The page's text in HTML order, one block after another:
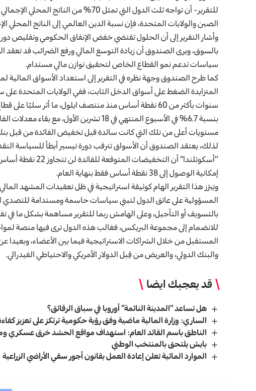
للتقرير- أن تواجه ثلث الدول التي تمثل 70%
الصين والولايات المتحدة، فإن نسبة الدين العالمي إلى الناتج المحلي
وأشار التقرير إلى أن الحلول تقتضي خفض الإنفاق الحكومي وتقليص دور
بالسوق، ويرى الصندوق أن زيادة التوسع المالي ورفع الضرائب قد
سياسات تدعم نمو القطاع الخاص لتحقيق توازن مالي مستدام.
كما طرح الصندوق وجهة نظره في التقرير إلى استعداد الأسواق
سنوات بأكثر من 60 نقطة أساس منذ منتصف ايلول، ما أثر
مستويات أعلى من تلك التي كانت سائدة قبل تخفيض الفائدة من قبل بنك
لذلك، يعتقد الصندوق أن الأسواق تترقب دورة تيسير أبطأ للسياسة
“أسكوتلندا” أن
إمكانية الوصول إلى 38 نقطة أساس فقط بنهاية العام.
ويَبرُز هذا التقرير الهام كوثيقة استراتيجية في ظل تعقيدات المشهد
المسؤولية على عاتق الدول لتبني سياسات حاسمة ومستدامة للتصدي
بالتسويف أو التأجيل، وعلى الهامش ربما للتقرير مساهمة بشكل ما في
للانضمام إلى مجموعة البريكس، فغالب هذه الدول ترى فيها منصة
المستقبل من خلال الشراكات الاستراتيجية فيما بين الأعضاء، وبعيدا
والبنك الدولي، والعريض من قِبل الدولار الأمريكي والاحتياطي الفيدرالي.
قد يعجبك ايضا
هل تساعد “المدينة النائمة” أوروبا في سباق الرقائق؟
الساري: وزارة المالية ماضية وفق رؤية حكومية ترتكز على تعزيز
الناطق باسم القائد العام: استهداف مواقع الحشد خرق عسكري
بايش يلتحق بالمنتخب الوطني
الموارد المائية تعلن إعادة العمل بقانون أجور سقي الأراضي الزراعية